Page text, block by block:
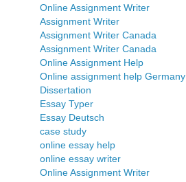
Online Assignment Writer
Assignment Writer
Assignment Writer Canada
Assignment Writer Canada
Online Assignment Help
Online assignment help Germany
Dissertation
Essay Typer
Essay Deutsch
case study
online essay help
online essay writer
Online Assignment Writer